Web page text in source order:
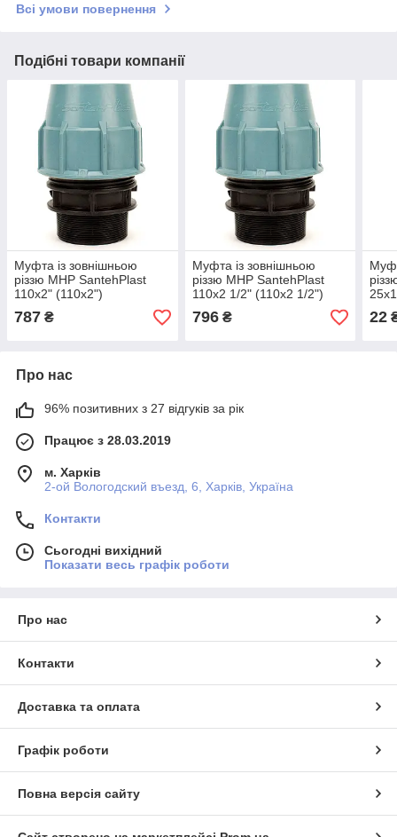
Всі умови повернення
Подібні товари компанії
Муфта із зовнішньою
різзю МНР SantehPlast
110х2" (110х2")
787 ₴
Муфта із зовнішньою
різзю МНР SantehPlast
110х2 1/2" (110х2 1/2")
796₴ 22
Про нас
96% позитивних з 27 відгуків за рік
Працює з 28.03.2019
м. Харків
2-ой Вологодский въезд, 6, Харків, Україна
Контакти
Сьогодні вихідний
Показати весь графік роботи
Про нас
Контакти
Доставка та оплата
Графік роботи
Повна версія сайту